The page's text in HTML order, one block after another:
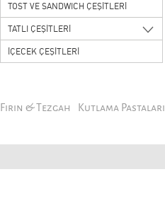
TOST VE SANDWICH ÇEŞİTLERİ
TATLI ÇEŞİTLERİ
İÇECEK ÇEŞİTLERİ
Fırın & Tezgah Kutlama Pastaları